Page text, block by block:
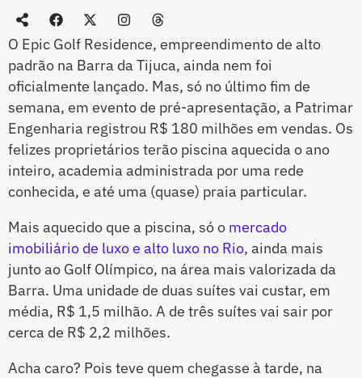
O Epic Golf Residence, empreendimento de alto
padrão na Barra da Tijuca, ainda nem foi
oficialmente lançado. Mas, só no último fim de
semana, em evento de pré-apresentação, a Patrimar
Engenharia registrou R$ 180 milhões em vendas. Os
felizes proprietários terão piscina aquecida o ano
inteiro, academia administrada por uma rede
conhecida, e até uma (quase) praia particular.
Mais aquecido que a piscina, só o mercado
imobiliário de luxo e alto luxo no Rio, ainda mais
junto ao Golf Olímpico, na área mais valorizada da
Barra. Uma unidade de duas suítes vai custar, em
média, R$ 1,5 milhão. A de três suítes vai sair por
cerca de R$ 2,2 milhões.
Acha caro? Pois teve quem chegasse à tarde, na